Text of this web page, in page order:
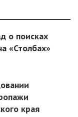
о поисках
«Столбах»
края